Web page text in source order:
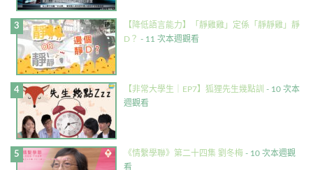
【降低語言能力】「靜雞雞」定係「靜靜雞」靜
D？ - 11 次本週觀看
【非常大學生｜EP7】狐狸先生幾點訓 - 10 次本
週觀看
《情繫學聯》第二十四集 劉冬梅 - 10 次本週觀
看